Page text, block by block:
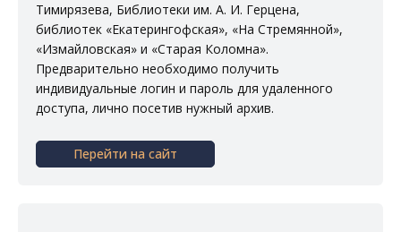
Тимирязева, Библиотеки им. А. И. Герцена,
библиотек «Екатерингофская», «На Стремянной»,
«Измайловская» и «Старая Коломна».
Предварительно необходимо получить
индивидуальные логин и пароль для удаленного
доступа, лично посетив нужный архив.
Перейти на сайт